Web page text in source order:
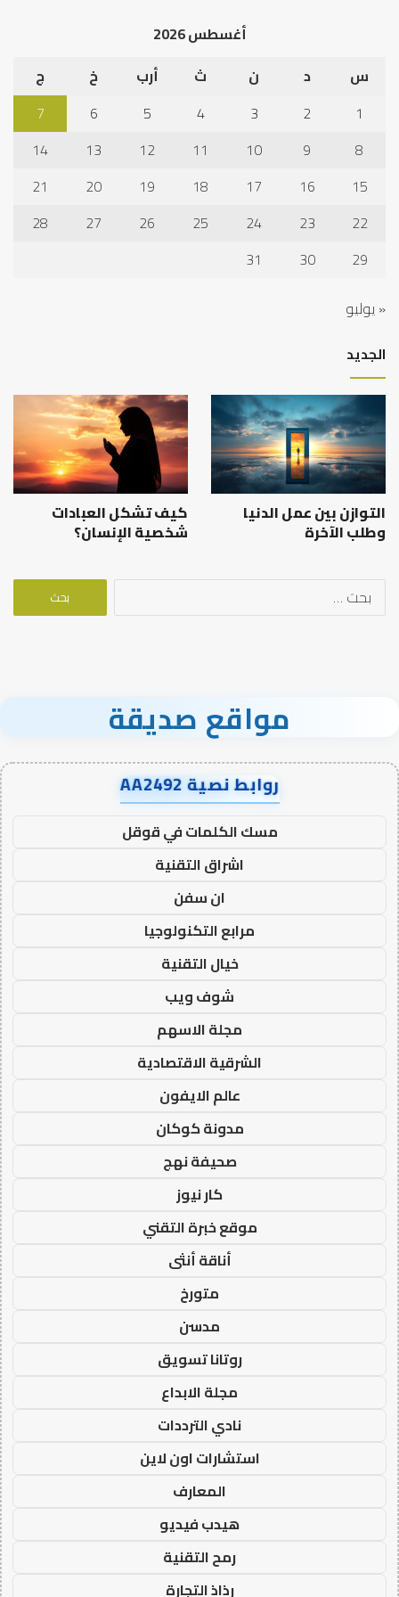
أغسطس 2026
س
د ن ث أرب خ
ج
1
2
3
4
5
6
7
8
9
10
11
12
13
14
15
16
17
18
19
20
21
22
23
24
25
26
27
28
29
30
31
« يوليو
الجديد
التوازن بين عمل الدنيا
وطلب الآخرة
كيف تشكل العبادات
شخصية الإنسان؟
البحث
مواقع صديقة
روابط نصية AA2492
مسك الكلمات في قوقل
اشراق التقنية
ان سفن
مرابع التكنولوجيا
خيال التقنية
شوف ويب
مجلة الاسهم
الشرقية الاقتصادية
عالم الايفون
مدونة كوكان
صحيفة نهج
كار نيوز
موقع خبرة التقني
أناقة أنثى
متورخ
مدسن
روتانا تسويق
مجلة الابداع
نادي الترددات
استشارات اون لاين
المعارف
هيدب فيديو
رمح التقنية
رذاذ التجارة